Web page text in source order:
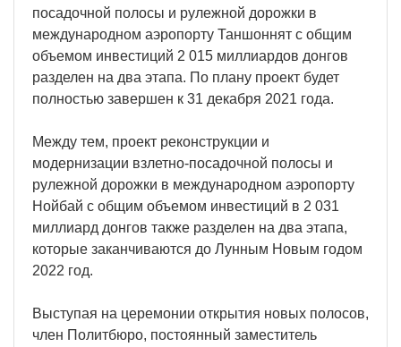
посадочной полосы и рулежной дорожки в
международном аэропорту Таншоннят с общим
объемом инвестиций 2 015 миллиардов донгов
разделен на два этапа. По плану проект будет
полностью завершен к 31 декабря 2021 года.
Между тем, проект реконструкции и
модернизации взлетно-посадочной полосы и
рулежной дорожки в международном аэропорту
Нойбай с общим объемом инвестиций в 2 031
миллиард донгов также разделен на два этапа,
которые заканчиваются до Лунным Новым годом
2022 год.
Выступая на церемонии открытия новых полосов,
член Политбюро, постоянный заместитель